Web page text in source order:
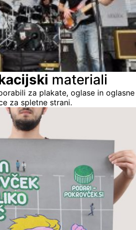
materiali
za plakate, oglase in oglasne
za spletne strani.